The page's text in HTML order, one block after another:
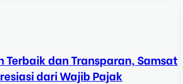
Terbaik dan Transparan, Samsat
dari Wajib Pajak